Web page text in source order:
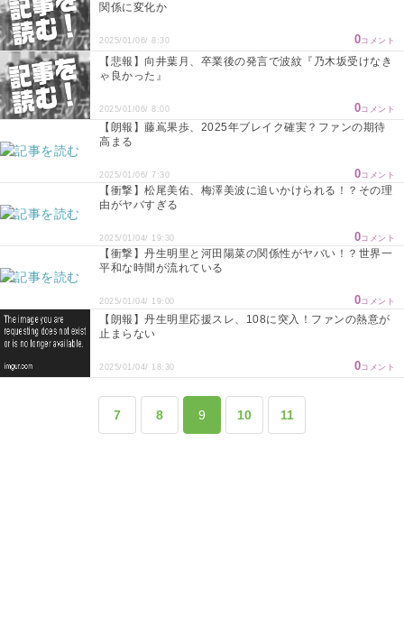
関係に変化か
2025/01/06/ 8:30 0コメント
【悲報】向井葉月、卒業後の発言で波紋『乃木坂受けなき
ゃ良かった』
2025/01/06/ 8:00 0コメント
【朗報】藤嶌果歩、2025年ブレイク確実？ファンの期待
高まる
2025/01/06/ 7:30 0コメント
【衝撃】松尾美佑、梅澤美波に追いかけられる！？その理
由がヤバすぎる
2025/01/04/ 19:30 0コメント
【衝撃】丹生明里と河田陽菜の関係性がヤバい！？世界一
平和な時間が流れている
2025/01/04/ 19:00 0コメント
【朗報】丹生明里応援スレ、108に突入！ファンの熱意が
止まらない
2025/01/04/ 18:30 0コメント
7 8 9 10 11